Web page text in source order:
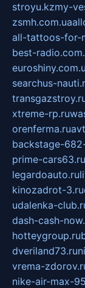
stroyu.kzmy-
zsmh.com.ua
all-tattoos-for-
best-
searchus-
xtreme-rp.ru
orenferma.ru
backstage-
prime-cars63.ru
legardoauto.ru
kinozadrot-3.ru
udalenka-
dash-cash-
hotteygroup.ru
dveriland73.ru
vrema-
nike-air-max-